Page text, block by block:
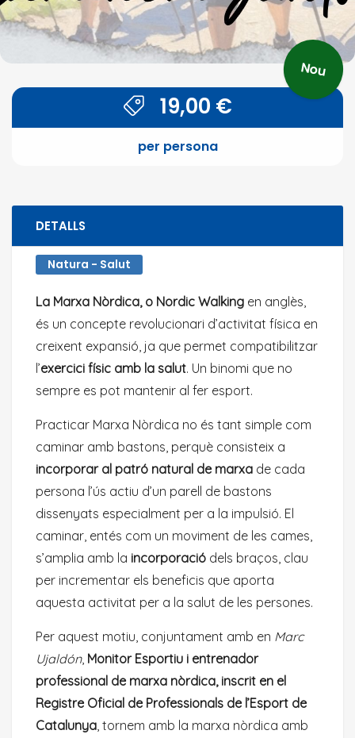
19,00 €
per persona
Nou
DETALLS
Natura - Salut
La Marxa Nòrdica, o Nordic Walking en anglès,
és un concepte revolucionari d’activitat física en
creixent expansió, ja que permet compatibilitzar
l’exercici físic amb la salut. Un binomi que no
sempre es pot mantenir al fer esport.
Practicar Marxa Nòrdica no és tant simple com
caminar amb bastons, perquè consisteix a
incorporar al patró natural de marxa de cada
persona l’ús actiu d’un parell de bastons
dissenyats especialment per a la impulsió. El
caminar, entés com un moviment de les cames,
s’amplia amb la incorporació dels braços, clau
per incrementar els beneficis que aporta
aquesta activitat per a la salut de les persones.
Per aquest motiu, conjuntament amb en Marc
Ujaldón, Monitor Esportiu i entrenador
professional de marxa nòrdica, inscrit en el
Registre Oficial de Professionals de l’Esport de
Catalunya , tornem amb la marxa nòrdica amb